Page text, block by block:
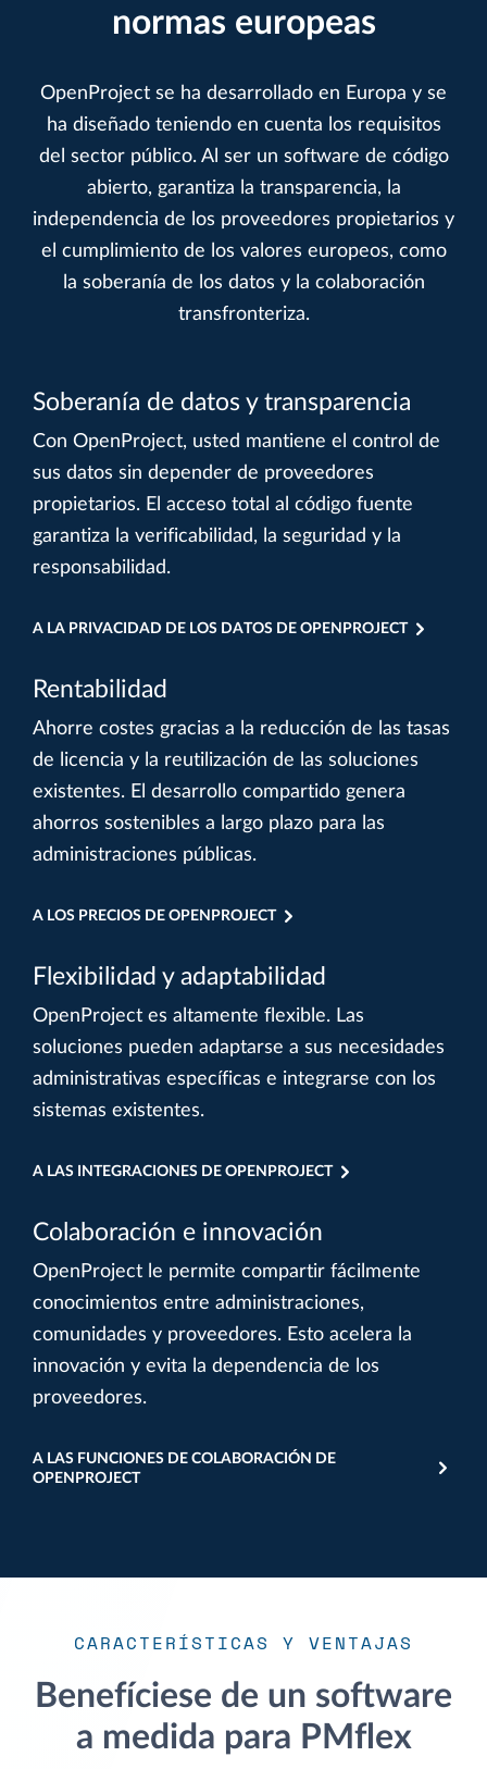
normas europeas
OpenProject se ha desarrollado en Europa y se
ha diseñado teniendo en cuenta los requisitos
del sector público. Al ser un software de código
abierto, garantiza la transparencia, la
independencia de los proveedores propietarios y
el cumplimiento de los valores europeos, como
la soberanía de los datos y la colaboración
transfronteriza.
Soberanía de datos y transparencia
Con OpenProject, usted mantiene el control de
sus datos sin depender de proveedores
propietarios. El acceso total al código fuente
garantiza la verificabilidad, la seguridad y la
responsabilidad.
A LA PRIVACIDAD DE LOS DATOS DE OPENPROJECT
Rentabilidad
Ahorre costes gracias a la reducción de las tasas
de licencia y la reutilización de las soluciones
existentes. El desarrollo compartido genera
ahorros sostenibles a largo plazo para las
administraciones públicas.
A LOS PRECIOS DE OPENPROJECT
Flexibilidad y adaptabilidad
OpenProject es altamente flexible. Las
soluciones pueden adaptarse a sus necesidades
administrativas específicas e integrarse con los
sistemas existentes.
A LAS INTEGRACIONES DE OPENPROJECT
Colaboración e innovación
OpenProject le permite compartir fácilmente
conocimientos entre administraciones,
comunidades y proveedores. Esto acelera la
innovación y evita la dependencia de los
proveedores.
A LAS FUNCIONES DE COLABORACIÓN DE
OPENPROJECT
CARACTERÍSTICAS Y VENTAJAS
Benefíciese de un software
a medida para PMflex